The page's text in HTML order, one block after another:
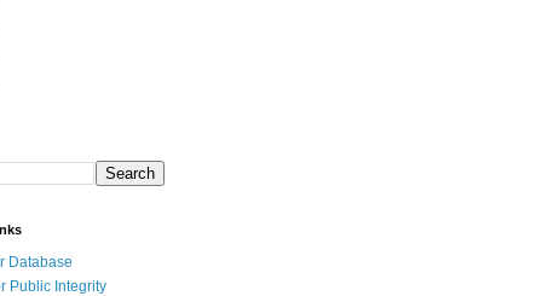
Database
Public Integrity